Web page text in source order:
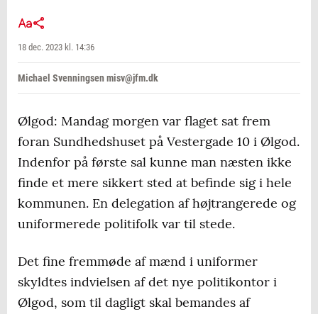
18 dec. 2023 kl. 14:36
Michael Svenningsen misv@jfm.dk
Ølgod: Mandag morgen var flaget sat frem
foran Sundhedshuset på Vestergade 10 i Ølgod.
Indenfor på første sal kunne man næsten ikke
finde et mere sikkert sted at befinde sig i hele
kommunen. En delegation af højtrangerede og
uniformerede politifolk var til stede.
Det fine fremmøde af mænd i uniformer
skyldtes indvielsen af det nye politikontor i
Ølgod, som til dagligt skal bemandes af